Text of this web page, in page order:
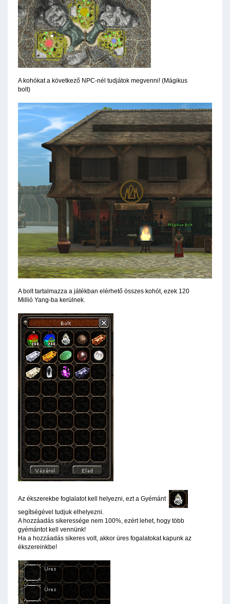
A kohókat a következő NPC-nél tudjátok megvenni! (Mágikus
bolt)
A bolt tartalmazza a játékban elérhető összes kohót, ezek 120
Millió Yang-ba kerülnek.
Az ékszerekbe foglalatot kell helyezni, ezt a Gyémánt
segítségével tudjuk elhelyezni.
A hozzáadás sikeressége nem 100%, ezért lehet, hogy több
gyémántot kell vennünk!
Ha a hozzáadás sikeres volt, akkor üres fogalatokat kapunk az
ékszereinkbe!